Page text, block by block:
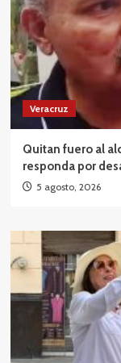
Veracruz
Quitan fuero al
responda por
5 agosto, 2026